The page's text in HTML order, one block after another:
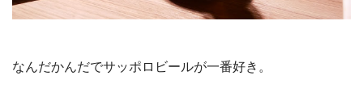
なんだかんだでサッポロビールが一番好き。